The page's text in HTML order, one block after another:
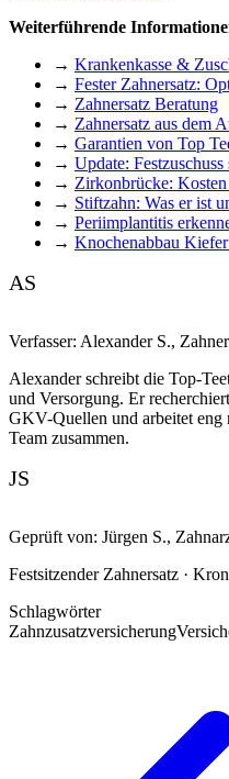
Weiterführende
→ Krankenkasse &
→ Fester Zahnersatz:
→ Zahnersatz Beratung
→ Zahnersatz aus dem
→ Garantien von Top
→ Update:
→ Zirkonbrücke:
→ Stiftzahn: Was er ist
→ Periimplantitis
→ Knochenabbau
AS
Verfasser: Alexander S.,
Alexander schreibt die Top-
und Versorgung. Er
GKV-Quellen und arbeitet eng
Team zusammen.
JS
Geprüft von: Jürgen S.,
Festsitzender Zahnersatz ·
Schlagwörter
Zahnzusatzversicherung